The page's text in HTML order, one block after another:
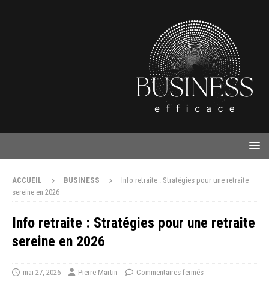
ACCUEIL BUSINESS
Info retraite : Stratégies pour une retraite
sereine en 2026
Info retraite : Stratégies pour une retraite
sereine en 2026
mai 27, 2026 Pierre Martin Commentaires fermés